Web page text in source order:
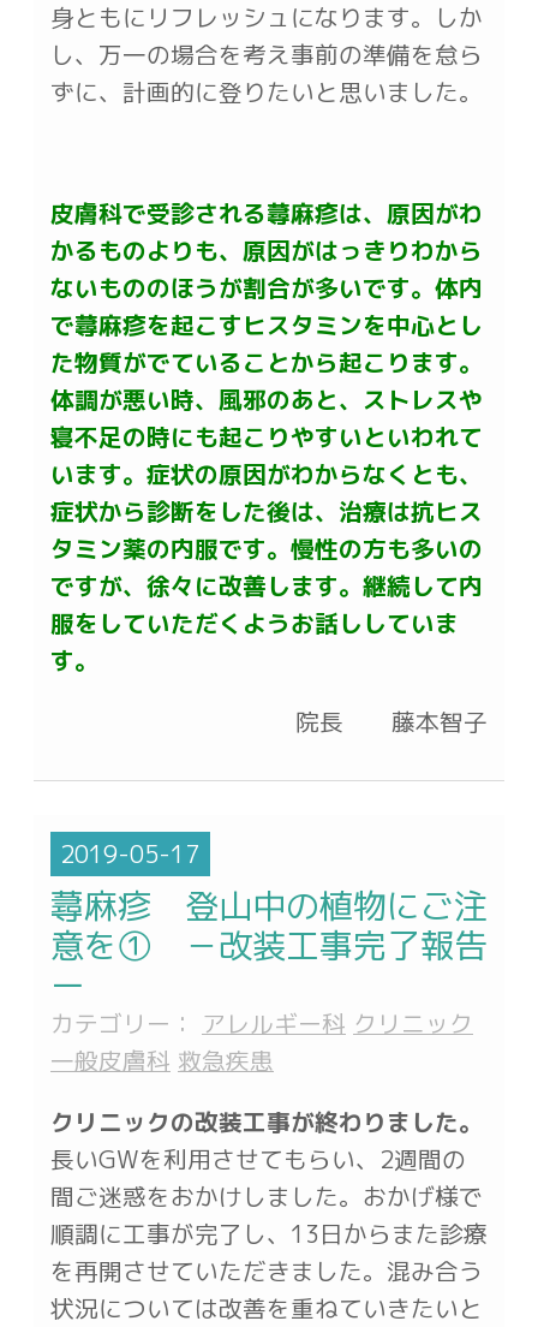
身ともにリフレッシュになります。しか
し、万一の場合を考え事前の準備を怠ら
ずに、計画的に登りたいと思いました。
皮膚科で受診される蕁麻疹は、原因がわ
かるものよりも、原因がはっきりわから
ないもののほうが割合が多いです。体内
で蕁麻疹を起こすヒスタミンを中心とし
た物質がでていることから起こります。
体調が悪い時、風邪のあと、ストレスや
寝不足の時にも起こりやすいといわれて
います。症状の原因がわからなくとも、
症状から診断をした後は、治療は抗ヒス
タミン薬の内服です。慢性の方も多いの
ですが、徐々に改善します。継続して内
服をしていただくようお話ししていま
す。
院長 藤本智子
2019-05-17
蕁麻疹 登山中の植物にご注
意を① －改装工事完了報告
ー
カテゴリー： アレルギー科 クリニック
一般皮膚科 救急疾患
クリニックの改装工事が終わりました。
長いGWを利用させてもらい、2週間の
間ご迷惑をおかけしました。おかげ様で
順調に工事が完了し、13日からまた診療
を再開させていただきました。混み合う
状況については改善を重ねていきたいと